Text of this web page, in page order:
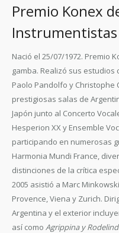
Premio Konex
Instrumentistas
Nació el 25/07/1972. Premio
gamba. Realizó sus
Paolo Pandolfo y Christophe
prestigiosas salas de
Japón junto al Concerto
Hesperion XX y Ensemble
participando en numerosas
Harmonia Mundi France,
distinciones de la crítica
2005 asistió a Marc
Provence, Viena y Zurich.
Argentina y el exterior
así como Agrippina y